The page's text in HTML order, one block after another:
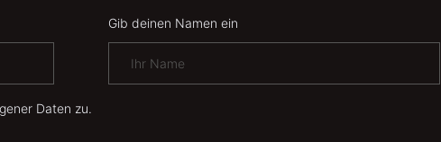
Gib deinen Namen ein
Daten zu.